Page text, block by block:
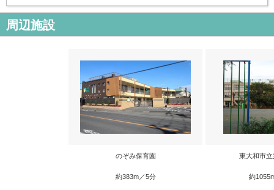
周辺施設
のぞみ保育園
約383m／5分
東大和市
約